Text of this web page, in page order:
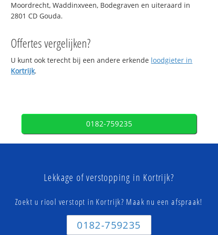
Moordrecht, Waddinxveen, Bodegraven en uiteraard in
2801 CD Gouda.
Offertes vergelijken?
U kunt ook terecht bij een andere erkende loodgieter in
Kortrijk.
0182-759235
Lekkage of verstopping in Kortrijk?
Zoekt u riool verstopt in Kortrijk? Maak nu een afspraak!
0182-759235